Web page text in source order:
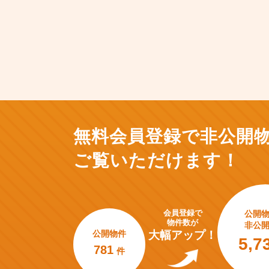
無料会員登録で非公開
ご覧いただけます！
会員登録で
物件数が
大幅アップ！
公開物件
781 件
公開
非公